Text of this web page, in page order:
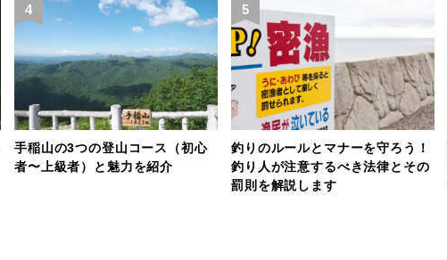
4
手稲山の3つの登山コース（初心
者〜上級者）と魅力を紹介
5
釣りのルールとマナーを守ろう！
釣り人が注意するべき法律とその
罰則を解説します